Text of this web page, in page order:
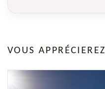
VOUS APPRÉCIEREZ